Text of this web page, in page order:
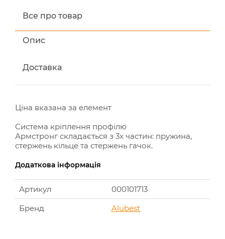
Все про товар
Опис
Доставка
Ціна вказана за елемент
Система кріплення профілю
Армстронг складається з 3х частин: пружина,
стержень кільце та стержень гачок.
Додаткова інформація
Артикул
000101713
Бренд
Alubest